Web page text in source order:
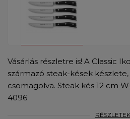
Vásárlás részletre is! A Classic
származó steak-kések
csomagolva. Steak kés 12 cm
4096
RÉSZLETEK